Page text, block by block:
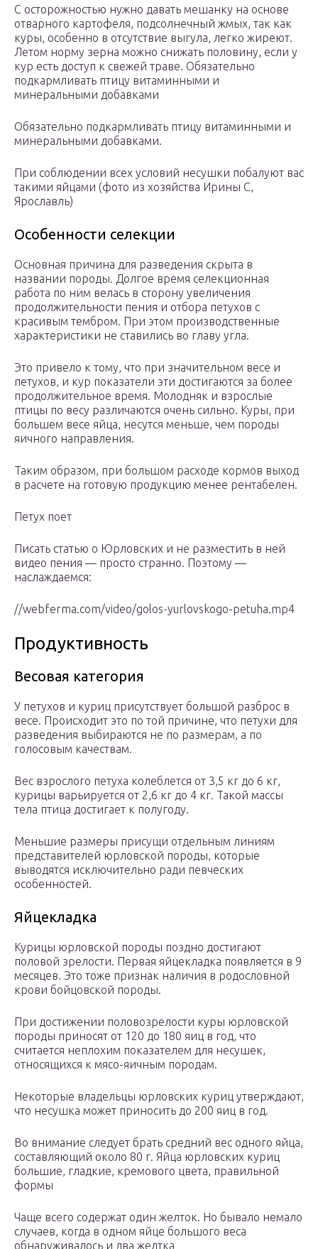
С осторожностью нужно давать мешанку на основе
отварного картофеля, подсолнечный жмых, так как
куры, особенно в отсутствие выгула, легко жиреют.
Летом норму зерна можно снижать половину, если у
кур есть доступ к свежей траве. Обязательно
подкармливать птицу витаминными и
минеральными добавками
Обязательно подкармливать птицу витаминными и
минеральными добавками.
При соблюдении всех условий несушки побалуют вас
такими яйцами (фото из хозяйства Ирины С,
Ярославль)
Особенности селекции
Основная причина для разведения скрыта в
названии породы. Долгое время селекционная
работа по ним велась в сторону увеличения
продолжительности пения и отбора петухов с
красивым тембром. При этом производственные
характеристики не ставились во главу угла.
Это привело к тому, что при значительном весе и
петухов, и кур показатели эти достигаются за более
продолжительное время. Молодняк и взрослые
птицы по весу различаются очень сильно. Куры, при
большем весе яйца, несутся меньше, чем породы
яичного направления.
Таким образом, при большом расходе кормов выход
в расчете на готовую продукцию менее рентабелен.
Петух поет
Писать статью о Юрловских и не разместить в ней
видео пения — просто странно. Поэтому —
наслаждаемся:
//webferma.com/video/golos-yurlovskogo-petuha.mp4
Продуктивность
Весовая категория
У петухов и куриц присутствует большой разброс в
весе. Происходит это по той причине, что петухи для
разведения выбираются не по размерам, а по
голосовым качествам.
Вес взрослого петуха колеблется от 3,5 кг до 6 кг,
курицы варьируется от 2,6 кг до 4 кг. Такой массы
тела птица достигает к полугоду.
Меньшие размеры присущи отдельным линиям
представителей юрловской породы, которые
выводятся исключительно ради певческих
особенностей.
Яйцекладка
Курицы юрловской породы поздно достигают
половой зрелости. Первая яйцекладка появляется в 9
месяцев. Это тоже признак наличия в родословной
крови бойцовской породы.
При достижении половозрелости куры юрловской
породы приносят от 120 до 180 яиц в год, что
считается неплохим показателем для несушек,
относящихся к мясо-яичным породам.
Некоторые владельцы юрловских куриц утверждают,
что несушка может приносить до 200 яиц в год.
Во внимание следует брать средний вес одного яйца,
составляющий около 80 г. Яйца юрловских куриц
большие, гладкие, кремового цвета, правильной
формы
Чаще всего содержат один желток. Но бывало немало
случаев, когда в одном яйце большого веса
обнаруживалось и два желтка